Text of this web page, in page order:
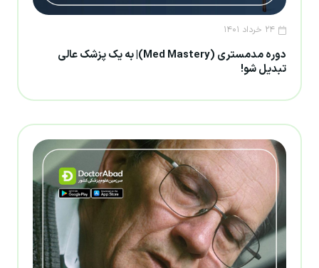
۲۴ خرداد ۱۴۰۱
دوره مدمستری (Med Mastery)| به یک پزشک عالی
تبدیل شو!